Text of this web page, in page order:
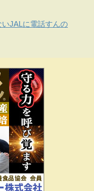
JALに電話すんの